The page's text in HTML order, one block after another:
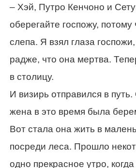
– Хэй, Путро Кенчоно и
оберегайте госпожу, потому
слепа. Я взял глаза
радже, что она мертва.
в столицу.
И визирь отправился в
жена в это время была
Вот стала она жить в
посреди леса. Прошло
одно прекрасное утро,